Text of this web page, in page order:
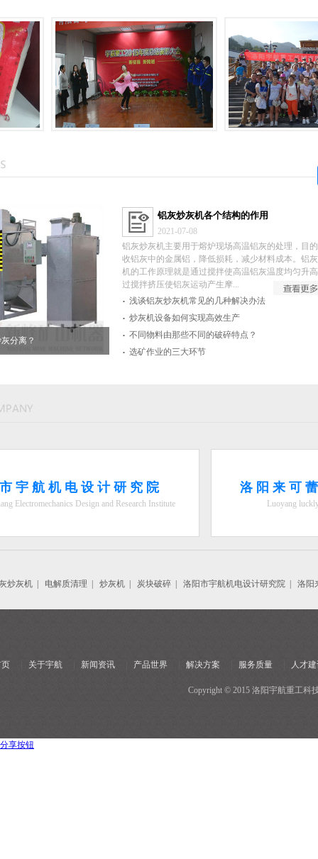
分离？
铝灰炒灰机各个结构的作用
2021-07-08
铝灰炒灰机主要用于熔炉现场高温铝灰的处理，目
收铝灰中的金属铝，降低损耗，减少材料成本。铝
机的工作原理就是通过搅拌使高温铝灰温度均匀升
过搅拌挤压使铝灰运动产生摩...
. 浅谈铝灰炒灰机常见的几种解决办法
. 炒灰机设备如何实现高效生产
. 不同物料由那些不同的破碎特点？
. 选矿作业的三大环节
宇航机电设计研究院
Electromechanics Design and Research Institute
洛阳来可
Luoyang
炒灰机 电解质清理 炒灰机 炭块破碎 洛阳市宇航机电设计研究院 洛阳
关于宇航 新闻资讯 产品世界 解决方案 服务质量 人才
Copyright © 2015 洛阳宇航重工科
分享按钮